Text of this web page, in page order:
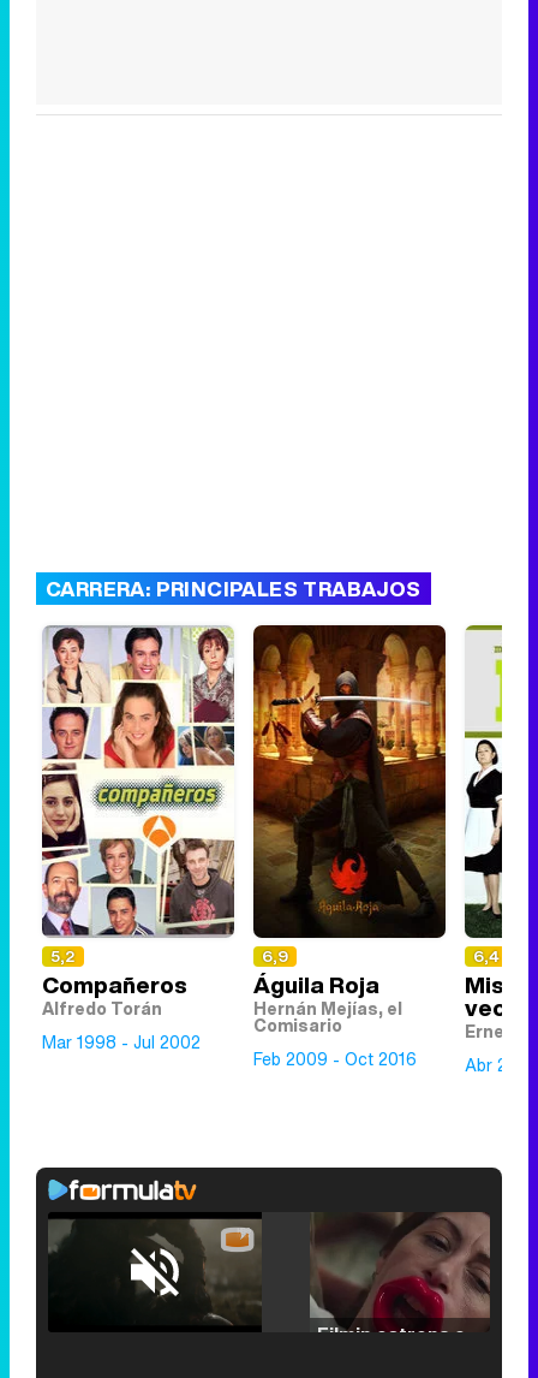
CARRERA: PRINCIPALES TRABAJOS
5,2
Compañeros
Alfredo Torán
Mar 1998 - Jul 2002
6,9
Águila Roja
Hernán Mejías, el
Comisario
Feb 2009 - Oct 2016
6,4
Mis
Abr
Unmute /